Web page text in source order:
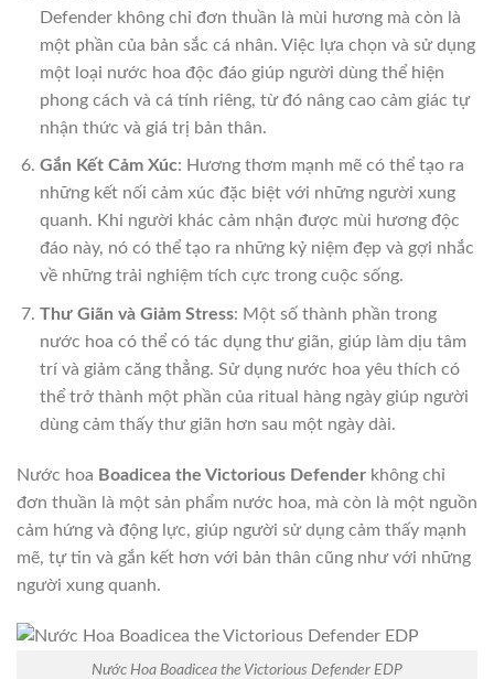
Defender không chỉ đơn thuần là mùi hương mà còn là
một phần của bản sắc cá nhân. Việc lựa chọn và sử dụng
một loại nước hoa độc đáo giúp người dùng thể hiện
phong cách và cá tính riêng, từ đó nâng cao cảm giác tự
nhận thức và giá trị bản thân.
Gắn Kết Cảm Xúc: Hương thơm mạnh mẽ có thể tạo ra
những kết nối cảm xúc đặc biệt với những người xung
quanh. Khi người khác cảm nhận được mùi hương độc
đáo này, nó có thể tạo ra những kỷ niệm đẹp và gợi nhắc
về những trải nghiệm tích cực trong cuộc sống.
Thư Giãn và Giảm Stress: Một số thành phần trong
nước hoa có thể có tác dụng thư giãn, giúp làm dịu tâm
trí và giảm căng thẳng. Sử dụng nước hoa yêu thích có
thể trở thành một phần của ritual hàng ngày giúp người
dùng cảm thấy thư giãn hơn sau một ngày dài.
Nước hoa Boadicea the Victorious Defender không chỉ
đơn thuần là một sản phẩm nước hoa, mà còn là một nguồn
cảm hứng và động lực, giúp người sử dụng cảm thấy mạnh
mẽ, tự tin và gắn kết hơn với bản thân cũng như với những
người xung quanh.
Nước Hoa Boadicea the Victorious Defender EDP